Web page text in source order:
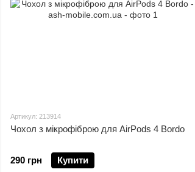
Артикул: 213914
Чохол з мікрофіброю для AirPods 4 Bordo
290 грн Купити